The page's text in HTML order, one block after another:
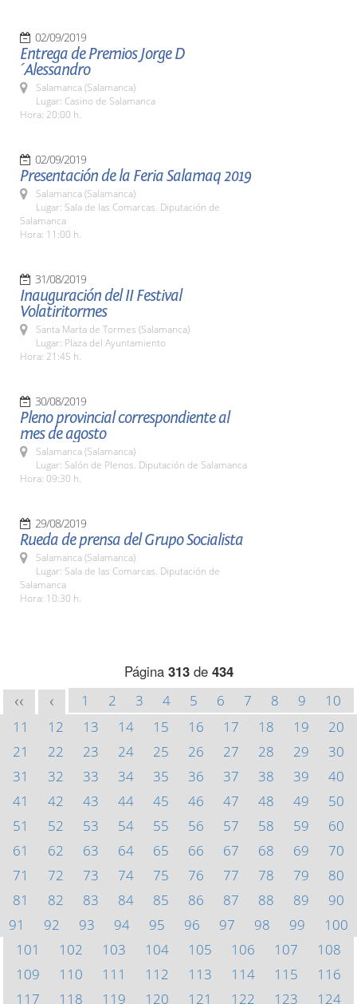
02/09/2019
Entrega de Premios Jorge D
´Alessandro
Salamanca (Salamanca)
Lugar: Casino de Salamanca
Hora: 20:00 h.
02/09/2019
Presentación de la Feria Salamaq 2019
Salamanca (Salamanca)
Lugar: Sala de las Comarcas. Diputación de
Salamanca
Hora: 11:00 h.
31/08/2019
Inauguración del II Festival
Volatiritormes
Santa Marta de Tormes (Salamanca)
Lugar: Plaza del Ayuntamiento
Hora: 21:45 h.
30/08/2019
Pleno provincial correspondiente al
mes de agosto
Salamanca (Salamanca)
Lugar: Salón de Plenos. Diputación de Salamanca
Hora: 09:30 h.
29/08/2019
Rueda de prensa del Grupo Socialista
Salamanca (Salamanca)
Lugar: Sala de las Comarcas. Diputación de
Salamanca
Hora: 10:30 h.
Página 313de 434
<< < 1 2 3 4 5 6 7 8 9
10
11
12 13 14 15 16 17 18 19
20
21
22 23 24 25 26 27 28 29
30
31
32 33 34 35 36 37 38 39
40
41
42 43 44 45 46 47 48 49
50
51
52 53 54 55 56 57 58 59
60
61
62 63 64 65 66 67 68 69
70
71
72 73 74 75 76 77 78 79
80
81
82 83 84 85 86 87 88 89
90
91
92 93 94 95 96 97 98 99
100
101
102 103 104 105 106 107
108
109
110 111 112 113 114 115
116
117
118 119 120 121 122 123
124